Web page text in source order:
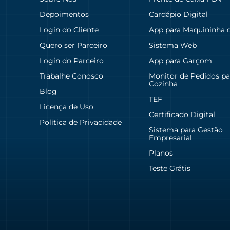
Depoimentos
Login do Cliente
Quero ser Parceiro
Login do Parceiro
Trabalhe Conosco
Blog
Licença de Uso
Política de Privacidade
Cardápio Digital
App para Maquininha
Sistema Web
App para Garçom
Monitor de Pedidos
Cozinha
TEF
Certificado Digital
Sistema para Gestão
Empresarial
Planos
Teste Grátis